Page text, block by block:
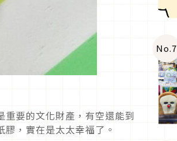
要的文化財產，有空還能到
，實在是太太幸福了。
No.7